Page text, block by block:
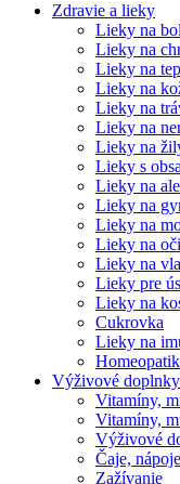
Zdravie a lieky
Lieky na
Lieky na
Lieky na
Lieky na
Lieky na
Lieky na
Lieky na
Lieky s
Lieky na
Lieky na
Lieky na
Lieky na oči
Lieky na
Lieky pre
Lieky na
Cukrovka
Lieky na
Výživové doplnky
Vitamíny,
Vitamíny,
Výživové
Čaje, nápoje
Zažívanie